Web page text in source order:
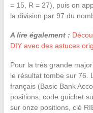
= 15, R = 27), puis on
la division par 97 du
A lire également :
DIY avec des astuces
Pour la très grande
le résultat tombe sur 76.
français (Basic Bank
positions, code guichet
sur onze positions, clé